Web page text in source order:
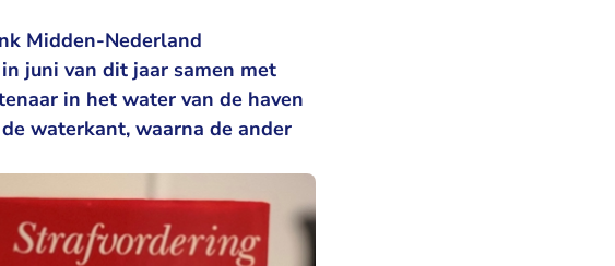
Midden-Nederland
juni van dit jaar samen met
in het water van de haven
waterkant, waarna de ander